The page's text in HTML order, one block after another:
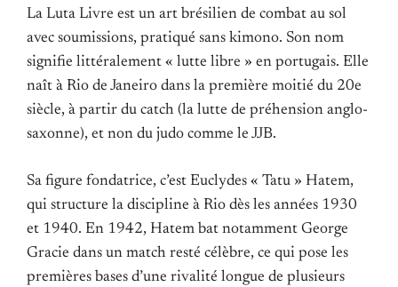
La Luta Livre est un art brésilien de combat au sol
avec soumissions, pratiqué sans kimono. Son nom
signifie littéralement « lutte libre » en portugais. Elle
naît à Rio de Janeiro dans la première moitié du 20e
siècle, à partir du catch (la lutte de préhension anglo-
saxonne), et non du judo comme le JJB.
Sa figure fondatrice, c’est Euclydes « Tatu » Hatem,
qui structure la discipline à Rio dès les années 1930
et 1940. En 1942, Hatem bat notamment George
Gracie dans un match resté célèbre, ce qui pose les
premières bases d’une rivalité longue de plusieurs